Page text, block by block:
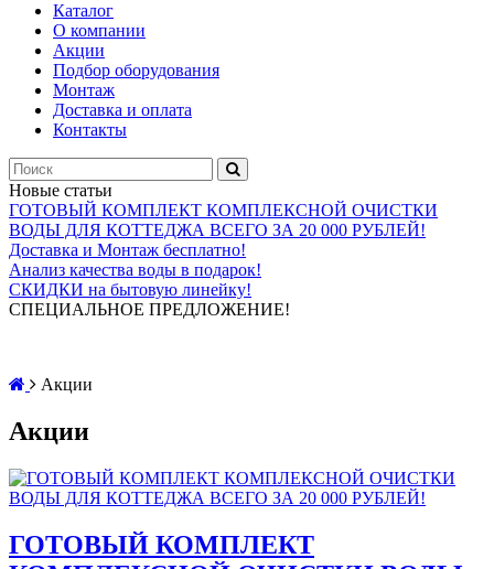
Каталог
О компании
Акции
Подбор оборудования
Монтаж
Доставка и оплата
Контакты
Новые статьи
ГОТОВЫЙ КОМПЛЕКТ КОМПЛЕКСНОЙ ОЧИСТКИ
ВОДЫ ДЛЯ КОТТЕДЖА ВСЕГО ЗА 20 000 РУБЛЕЙ!
Доставка и Монтаж бесплатно!
Анализ качества воды в подарок!
СКИДКИ на бытовую линейку!
СПЕЦИАЛЬНОЕ ПРЕДЛОЖЕНИЕ!
Акции
Акции
ГОТОВЫЙ КОМПЛЕКТ